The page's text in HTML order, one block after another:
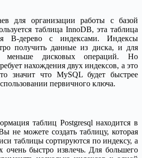
для организации работы с базой
таблица InnoDB, эта таблица
B-дерево с индексами. Индексы
получить данные из диска, и для
меньше дисковых операций. Но
нахождения двух индексов, а это
значит что MySQL будет быстрее
первичного ключа.
таблиц Postgresql находится в
не можете создать таблицу, которая
таблицы сортируются по индексу, а
быстро извлечь. Для большего